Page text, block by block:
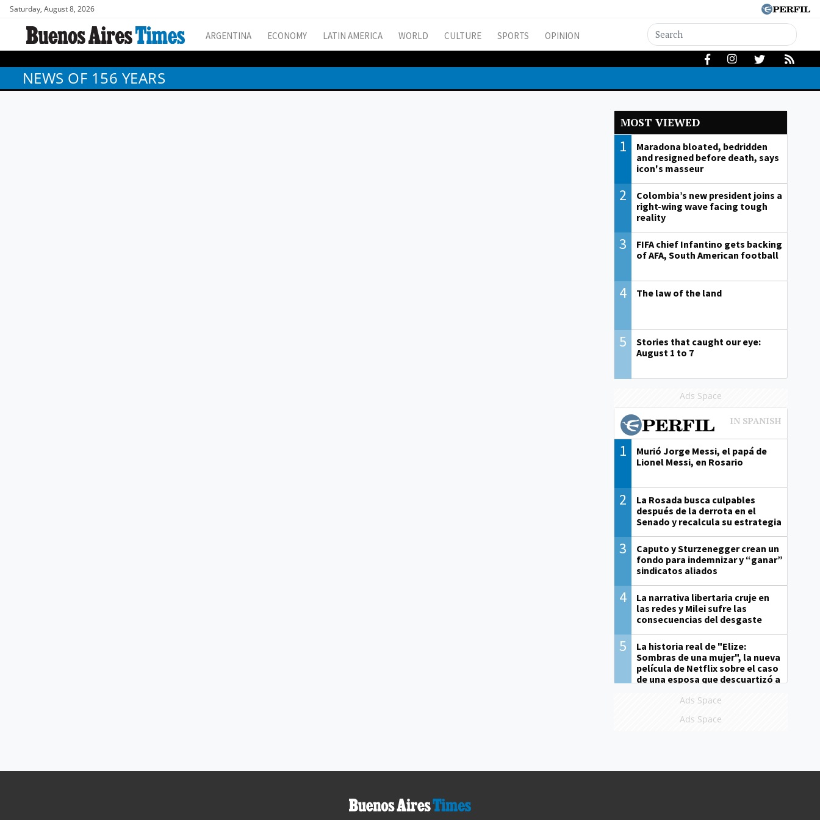
Saturday, August 8, 2026
ARGENTINA ECONOMY LATIN AMERICA WORLD CULTURE SPORTS OPINION
NEWS OF 156 YEARS
MOST VIEWED
1
Maradona bloated, bedridden
and resigned before death, says
icon's masseur
2
Colombia’s new president joins a
right-wing wave facing tough
reality
3
FIFA chief Infantino gets backing
of AFA, South American football
4 The law of the land
5
Stories that caught our eye:
August 1 to 7
Ads Space
1
Murió Jorge Messi, el papá de
Lionel Messi, en Rosario
2
La Rosada busca culpables
después de la derrota en el
Senado y recalcula su estrategia
3
Caputo y Sturzenegger crean un
fondo para indemnizar y “ganar”
sindicatos aliados
4
La narrativa libertaria cruje en
las redes y Milei sufre las
consecuencias del desgaste
5
La historia real de "Elize:
Sombras de una mujer", la nueva
película de Netflix sobre el caso
de una esposa que descuartizó a
Ads Space
Ads Space